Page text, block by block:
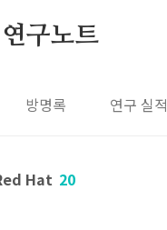
구노트
방명록 연구 실적
Hat 20